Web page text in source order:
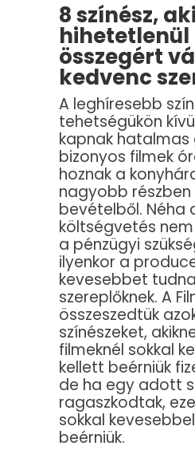
8 színész,
összegért
kedvenc
A leghíresebb
tehetségükön
kapnak hatalmas
bizonyos filmek
hoznak a
nagyobb részben
bevételből. Néha
költségvetés
a pénzügyi
ilyenkor a
kevesebbet
szereplőknek. A
összeszedtük
színészeket,
filmeknél sokkal
kellett beérniük
de ha egy adott
ragaszkodtak,
sokkal
beérniük.